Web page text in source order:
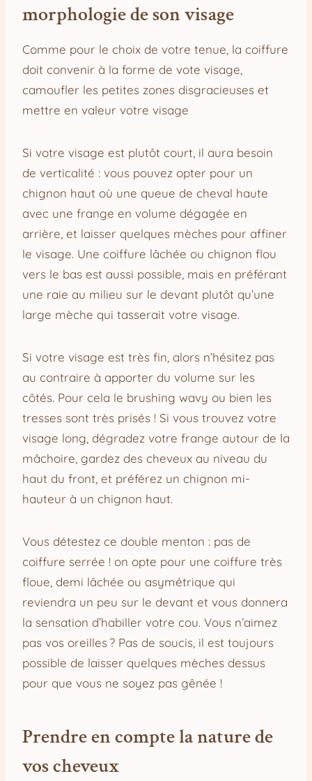
morphologie de son visage
Comme pour le choix de votre tenue, la coiffure
doit convenir à la forme de vote visage,
camoufler les petites zones disgracieuses et
mettre en valeur votre visage
Si votre visage est plutôt court, il aura besoin
de verticalité : vous pouvez opter pour un
chignon haut où une queue de cheval haute
avec une frange en volume dégagée en
arrière, et laisser quelques mèches pour affiner
le visage. Une coiffure lâchée ou chignon flou
vers le bas est aussi possible, mais en préférant
une raie au milieu sur le devant plutôt qu’une
large mèche qui tasserait votre visage.
Si votre visage est très fin, alors n’hésitez pas
au contraire à apporter du volume sur les
côtés. Pour cela le brushing wavy ou bien les
tresses sont très prisés ! Si vous trouvez votre
visage long, dégradez votre frange autour de la
mâchoire, gardez des cheveux au niveau du
haut du front, et préférez un chignon mi-
hauteur à un chignon haut.
Vous détestez ce double menton : pas de
coiffure serrée ! on opte pour une coiffure très
floue, demi lâchée ou asymétrique qui
reviendra un peu sur le devant et vous donnera
la sensation d’habiller votre cou. Vous n’aimez
pas vos oreilles ? Pas de soucis, il est toujours
possible de laisser quelques mèches dessus
pour que vous ne soyez pas gênée !
Prendre en compte la nature de
vos cheveux